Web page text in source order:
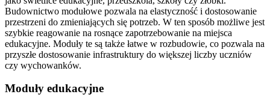
Budownictwo modułowe pozwala na elastyczność i dostosowanie
przestrzeni do zmieniających się potrzeb. W ten sposób możliwe jest
szybkie reagowanie na rosnące zapotrzebowanie na miejsca
edukacyjne. Moduły te są także łatwe w rozbudowie, co pozwala na
przyszłe dostosowanie infrastruktury do większej liczby uczniów
czy wychowanków.
Moduły edukacyjne